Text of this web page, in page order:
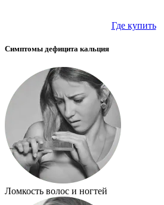
Где купить
Симптомы дефицита кальция
Ломкость волос и ногтей